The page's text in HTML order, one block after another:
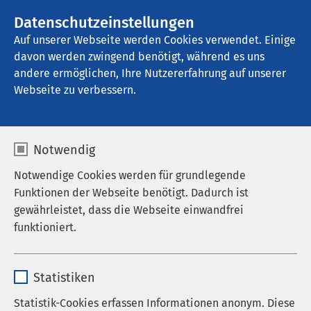
Datenschutzeinstellungen
Auf unserer Webseite werden Cookies verwendet. Einige
davon werden zwingend benötigt, während es uns
andere ermöglichen, Ihre Nutzererfahrung auf unserer
Webseite zu verbessern.
Notwendig
Notwendige Cookies werden für grundlegende
Funktionen der Webseite benötigt. Dadurch ist
gewährleistet, dass die Webseite einwandfrei
funktioniert.
Anbieter sgalinski
Statistiken
Statistik-Cookies erfassen Informationen anonym. Diese
AMEOS Klinikum für Forensische
Psychiatrie und Psychotherapie Neustadt